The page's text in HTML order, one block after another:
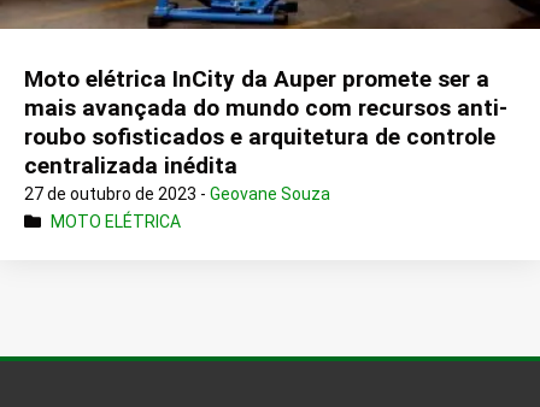
Moto elétrica InCity da Auper promete ser a
mais avançada do mundo com recursos anti-
roubo sofisticados e arquitetura de controle
centralizada inédita
27 de outubro de 2023 - Geovane Souza
MOTO ELÉTRICA